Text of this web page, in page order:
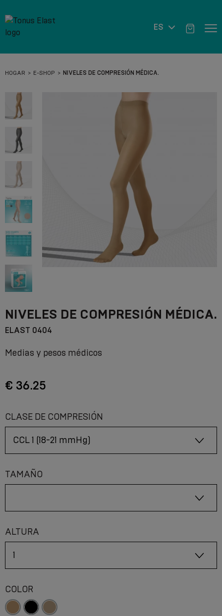
ES
HOGAR E-SHOP NIVELES DE COMPRESIÓN MÉDICA.
NIVELES DE COMPRESIÓN MÉDICA.
ELAST 0404
Medias y pesos médicos
€ 36.25
CLASE DE COMPRESIÓN
TAMAÑO
ALTURA
COLOR